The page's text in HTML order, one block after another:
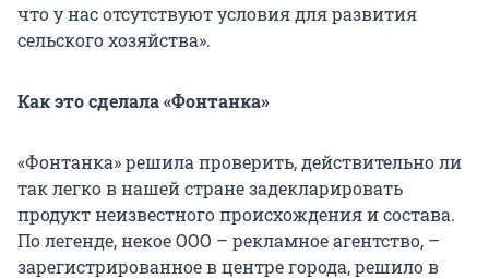
что у нас отсутствуют условия для развития
сельского хозяйства».
Как это сделала «Фонтанка»
«Фонтанка» решила проверить, действительно ли
так легко в нашей стране задекларировать
продукт неизвестного происхождения и состава.
По легенде, некое ООО – рекламное агентство, –
зарегистрированное в центре города, решило в